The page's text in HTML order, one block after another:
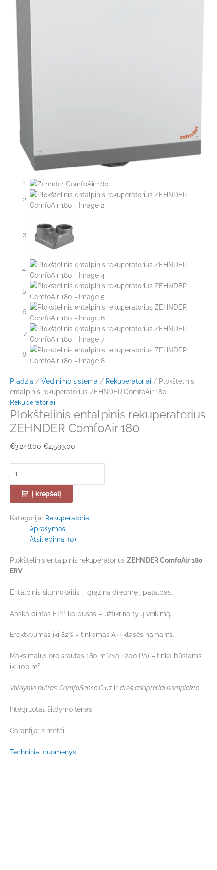
Pradžia / Vėdinimo sistema / Rekuperatoriai / Plokštelinis
entalpinis rekuperatorius ZEHNDER ComfoAir 180
Rekuperatoriai
Plokštelinis entalpinis rekuperatorius
ZEHNDER ComfoAir 180
€3,248.00 €2,599.00
Į krepšelį
Kategorija: Rekuperatoriai
Aprašymas
Atsiliepimai (0)
Plokštelinis entalpinis rekuperatorius ZEHNDER ComfoAir 180
ERV.
Entalpinis šilumokaitis – grąžina drėgmę į patalpas.
Apskardintas EPP korpusas – užtikrina tylų veikimą.
Efektyvumas iki 82% – tinkamas A++ klasės namams.
Maksimalus oro srautas 180 m³/val (200 Pa) – tinka būstams
iki 100 m².
Valdymo pultas ComfoSense C 67ir d125 adapteriai komplekte.
Integruotas šildymo tenas.
Garantija: 2 metai
Techniniai duomenys